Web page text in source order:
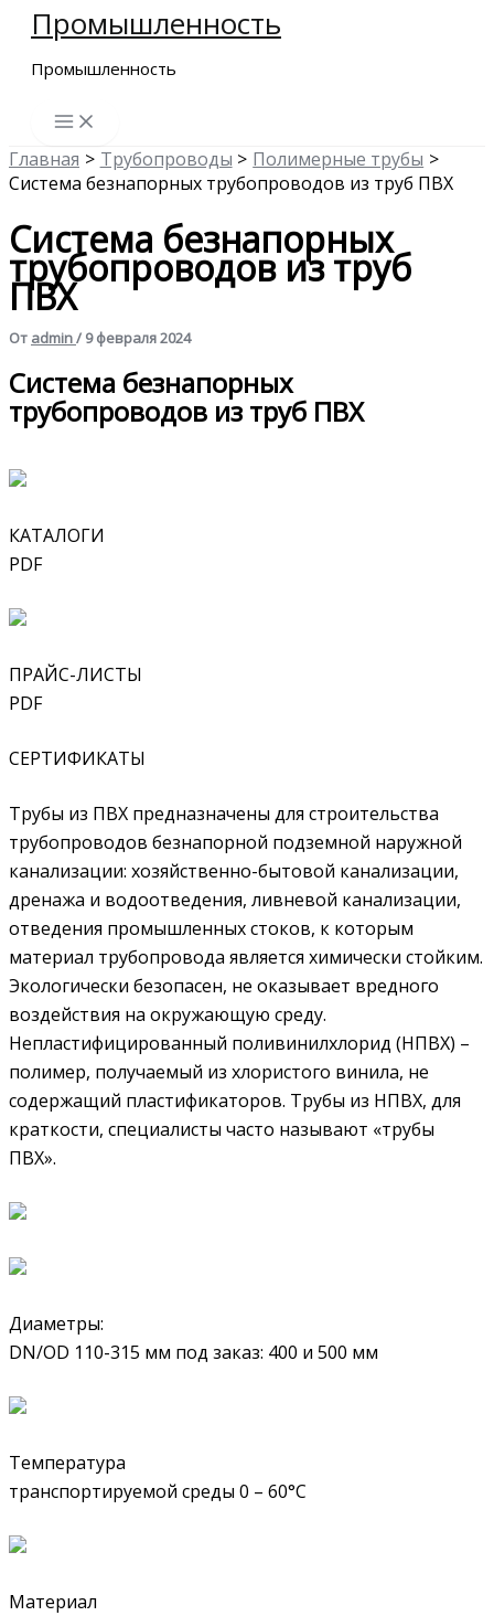
Перейти
содержимому
Промышленность
Промышленность
Главная Трубопроводы
Полимерные трубы
Система безнапорных трубопроводов из труб ПВХ
Система безнапорных
трубопроводов из труб
ПВХ
От admin/ 9 февраля 2024
Система безнапорных
трубопроводов из труб ПВХ
КАТАЛОГИ
PDF
ПРАЙС-ЛИСТЫ
PDF
СЕРТИФИКАТЫ
Трубы из ПВХ предназначены для строительства
трубопроводов безнапорной подземной наружной
канализации: хозяйственно-бытовой канализации,
дренажа и водоотведения, ливневой канализации,
отведения промышленных стоков, к которым
материал трубопровода является химически стойким.
Экологически безопасен, не оказывает вредного
воздействия на окружающую среду.
Непластифицированный поливинилхлорид (НПВХ) –
полимер, получаемый из хлористого винила, не
содержащий пластификаторов. Трубы из НПВХ, для
краткости, специалисты часто называют «трубы
ПВХ».
Диаметры:
DN/OD 110-315 мм под заказ: 400 и 500 мм
Температура
транспортируемой среды 0 – 60°С
Материал